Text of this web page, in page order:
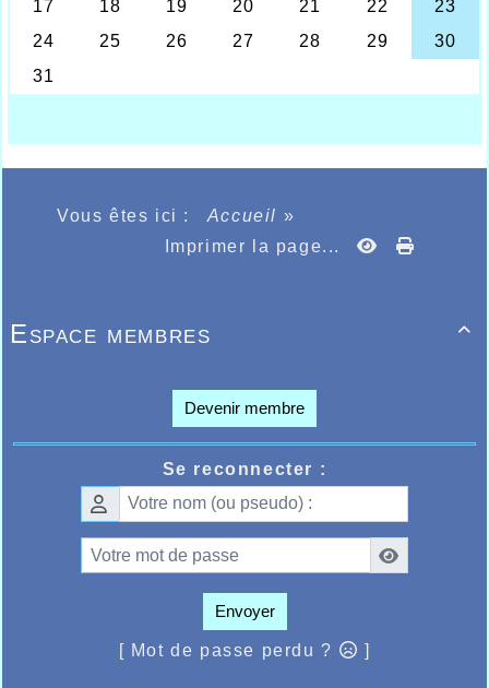
Vous êtes ici : Accueil »
Imprimer la page...

Espace membres
Devenir membre
Se reconnecter :
Envoyer
[ Mot de passe perdu ? ]